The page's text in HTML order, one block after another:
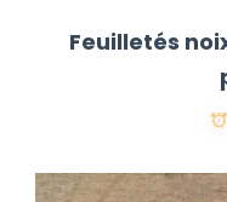
Feuilletés